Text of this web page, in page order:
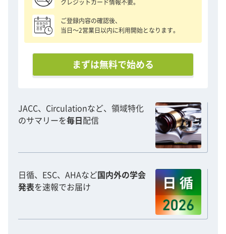
クレジットカード情報不要。
ご登録内容の確認後、
当日〜2営業日以内に利用開始となります。
まずは無料で始める
JACC、Circulationなど、領域特化
のサマリーを毎日 配信
日循、ESC、AHAなど国内外の学会
発表を速報でお届け